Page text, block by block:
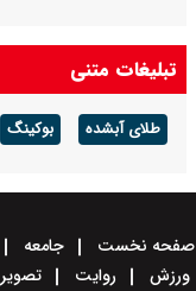
تبلیغات متنی
طلای آبشده بوکینگ
صفحه نخست جامعه
ورزش
روایت تصویر